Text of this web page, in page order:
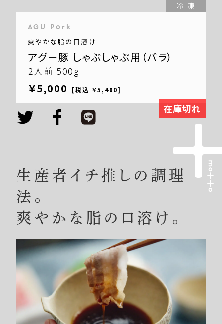
冷凍
AGU Pork
爽やかな脂の口溶け
アグー豚 しゃぶしゃぶ用（バラ）
2人前 500g
￥5,000 [税込 ￥5,400]
在庫切れ
生産者イチ推しの調理
法。
爽やかな脂の口溶け。